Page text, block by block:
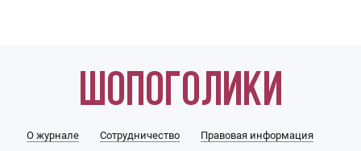
О журнале Сотрудничество Правовая информация